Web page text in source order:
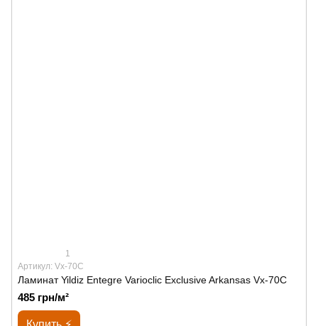
1
Артикул: Vx-70C
Ламинат Yildiz Entegre Varioclic Exclusive Arkansas Vx-70C
485 грн/м²